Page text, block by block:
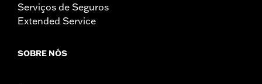
Serviços de Seguros
Extended Service
SOBRE NÓS